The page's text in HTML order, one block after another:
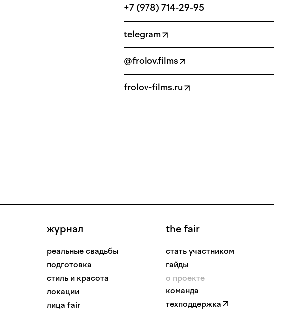
+7 (978) 714-29-95
telegram
@frolov.films
frolov-films.ru
журнал
реальные свадьбы
подготовка
стиль и красота
локации
лица fair
the fair
стать участником
гайды
о проекте
команда
техподдержка